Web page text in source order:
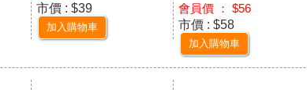
市價 : $39
加入購物車
會員價 ： $56
市價 : $58
加入購物車